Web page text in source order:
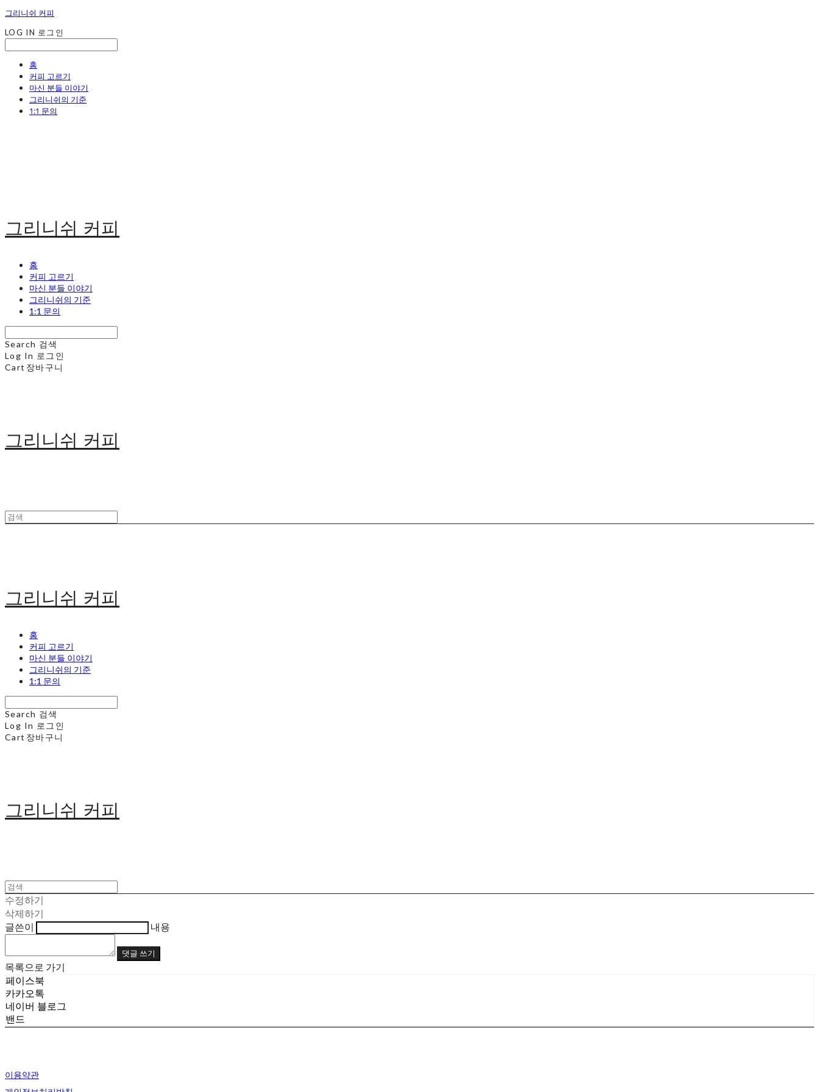
그리니쉬 커피
LOG IN 로그인
홈
커피 고르기
마신 분들 이야기
그리니쉬의 기준
1:1 문의
그리니쉬 커피
홈
커피 고르기
마신 분들 이야기
그리니쉬의 기준
1:1 문의
Search 검색
Log In 로그인
Cart 장바구니
그리니쉬 커피
그리니쉬 커피
홈
커피 고르기
마신 분들 이야기
그리니쉬의 기준
1:1 문의
Search 검색
Log In 로그인
Cart 장바구니
그리니쉬 커피
수정하기
삭제하기
글쓴이
내용
댓글 쓰기
목록으로 가기
페이스북
카카오톡
네이버 블로그
밴드
이용약관